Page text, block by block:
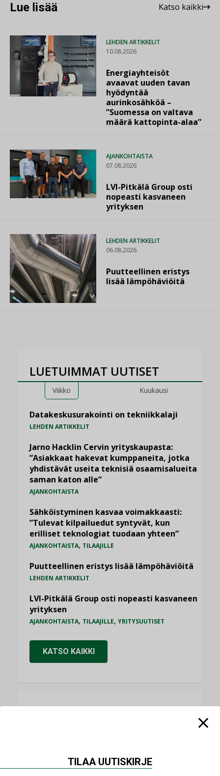
Lue lisää Katso kaikki
LEHDEN ARTIKKELIT
10.08.2026
Energiayhteisöt
avaavat uuden tavan
hyödyntää
aurinkosähköä –
”Suomessa on valtava
määrä kattopinta-alaa”
AJANKOHTAISTA
07.08.2026
LVI-Pitkälä Group osti
nopeasti kasvaneen
yrityksen
LEHDEN ARTIKKELIT
06.08.2026
Puutteellinen eristys
lisää lämpöhäviöitä
LUETUIMMAT UUTISET
Viikko Kuukausi
Datakeskusurakointi on tekniikkalaji
LEHDEN ARTIKKELIT
Jarno Hacklin Cervin yrityskaupasta:
”Asiakkaat hakevat kumppaneita, jotka
yhdistävät useita teknisiä osaamisalueita
saman katon alle”
AJANKOHTAISTA
Sähköistyminen kasvaa voimakkaasti:
”Tulevat kilpailuedut syntyvät, kun
erilliset teknologiat tuodaan yhteen”
AJANKOHTAISTA, TILAAJILLE
Puutteellinen eristys lisää lämpöhäviöitä
LEHDEN ARTIKKELIT
LVI-Pitkälä Group osti nopeasti kasvaneen
yrityksen
AJANKOHTAISTA, TILAAJILLE, YRITYSUUTISET
KATSO KAIKKI
TILAA UUTISKIRJE